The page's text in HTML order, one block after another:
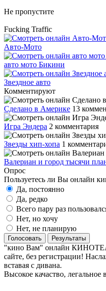
Не пропустите
Fucking Traffic
Авто-Мото
авто мото Бикини
Звездное авто
Комментируют
Сделано в Америке 13
Игра Эндера 2 комментария
Звезды хип-хопа 1
Валериан и город тысячи
Опрос
Пользуетесь ли Вы онлайн
Да, постоянно
Да, редко
Всего пару раз
Нет, но хочу
Нет, не планирую
Голосовать Результаты
"кино Вам" онлайн
сайте, без регистрации!
вставая с дивана.
Высокое качаство,